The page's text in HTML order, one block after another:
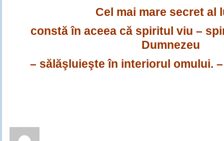
Cel mai mare secret al
constă în aceea că spiritul viu –
Dumnezeu
– sălăşluieşte în interiorul omului.